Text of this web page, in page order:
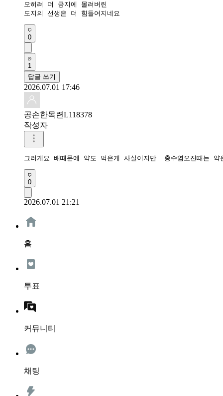
오히려 더 궁지에 몰려버린
도지의 선생은 더 힘들어지네요
0
1
답글 쓰기
2026.07.01 17:46
공손한목련L118378
작성자
그러게요 배때문에 약도 먹은게 사실이지만  충수염오진때는
0
2026.07.01 21:21
홈
투표
커뮤니티
채팅